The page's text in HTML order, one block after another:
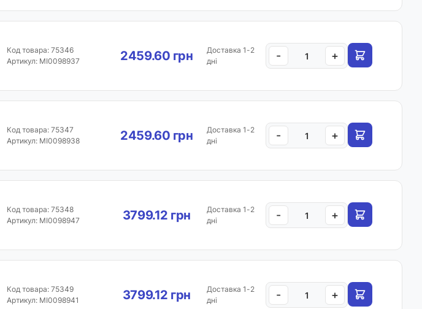
Код товара: 75346
Артикул: MI0098937
2459.60 грн
Доставка 1-2
дні
- +
Код товара: 75347
Артикул: MI0098938
2459.60 грн
Доставка 1-2
дні
- +
Код товара: 75348
Артикул: MI0098947
3799.12 грн
Доставка 1-2
дні
- +
Код товара: 75349
Артикул: MI0098941
3799.12 грн
Доставка 1-2
дні
- +